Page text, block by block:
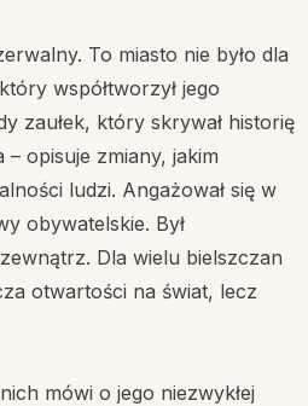
To miasto nie było dla
współtworzył jego
zaułek, który skrywał historię
opisuje zmiany, jakim
ludzi. Angażował się w
obywatelskie. Był
Dla wielu bielszczan
otwartości na świat, lecz
mówi o jego niezwykłej